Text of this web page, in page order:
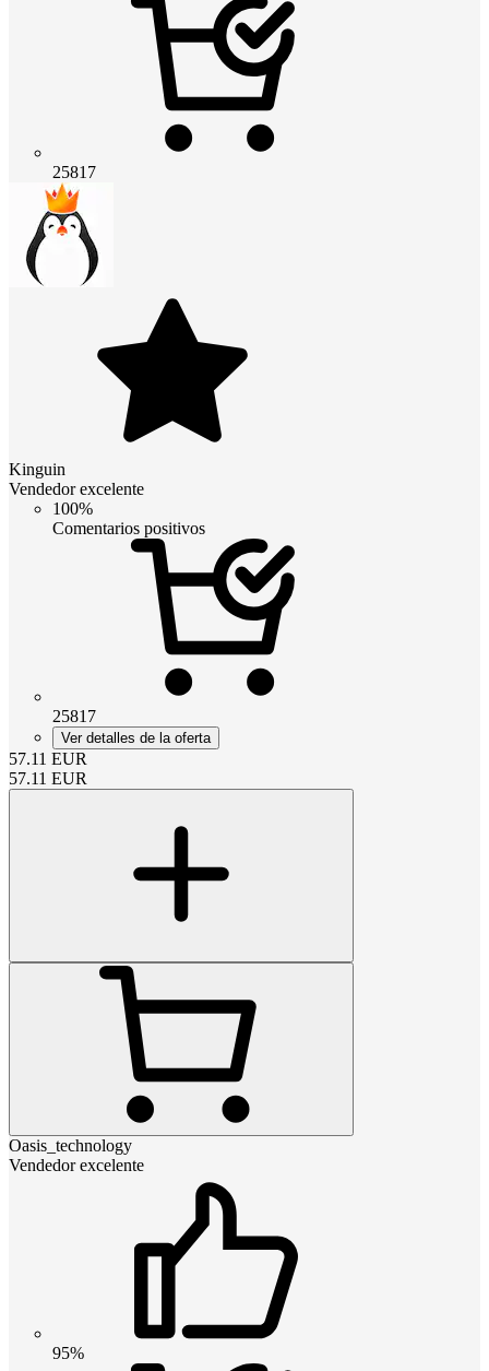
25817
Kinguin
Vendedor excelente
100%
Comentarios positivos
25817
Ver detalles de la oferta
57.11 EUR
57.11 EUR
Oasis_technology
Vendedor excelente
95%